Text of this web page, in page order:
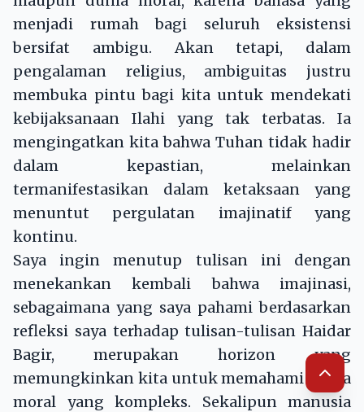
menjadi rumah bagi seluruh eksistensi
bersifat ambigu. Akan tetapi, dalam
pengalaman religius, ambiguitas justru
membuka pintu bagi kita untuk mendekati
kebijaksanaan Ilahi yang tak terbatas. Ia
mengingatkan kita bahwa Tuhan tidak hadir
dalam kepastian, melainkan
termanifestasikan dalam ketaksaan yang
menuntut pergulatan imajinatif yang
kontinu.
Saya ingin menutup tulisan ini dengan
menekankan kembali bahwa imajinasi,
sebagaimana yang saya pahami berdasarkan
refleksi saya terhadap tulisan-tulisan Haidar
Bagir, merupakan horizon yang
memungkinkan kita untuk memahami dunia
moral yang kompleks. Sekalipun manusia